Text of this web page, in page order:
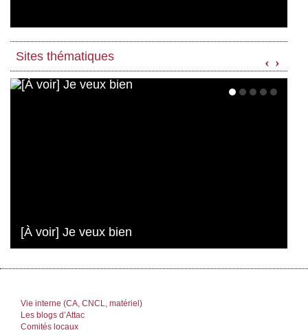
Sites thématiques
[À voir] Je veux bien
‹ ›
Vie interne (CA, CNCL, matériel)
Les blogs d’Attac
Comités locaux